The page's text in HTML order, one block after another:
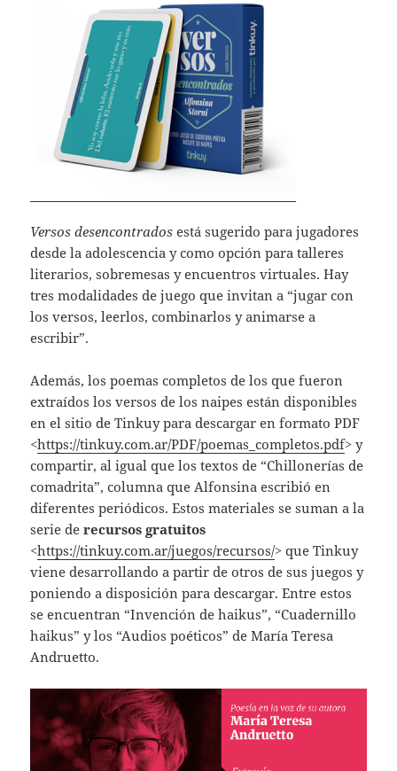
Versos desencontrados está sugerido para jugadores
desde la adolescencia y como opción para talleres
literarios, sobremesas y encuentros virtuales. Hay
tres modalidades de juego que invitan a “jugar con
los versos, leerlos, combinarlos y animarse a
escribir”.
Además, los poemas completos de los que fueron
extraídos los versos de los naipes están disponibles
en el sitio de Tinkuy para descargar en formato PDF
<https://tinkuy.com.ar/PDF/poemas_completos.pdf> y
compartir, al igual que los textos de “Chillonerías de
comadrita”, columna que Alfonsina escribió en
diferentes periódicos. Estos materiales se suman a la
serie derecursos gratuitos
<https://tinkuy.com.ar/juegos/recursos/> que Tinkuy
viene desarrollando a partir de otros de sus juegos y
poniendo a disposición para descargar. Entre estos
se encuentran “Invención de haikus”, “Cuadernillo
haikus” y los “Audios poéticos” de María Teresa
Andruetto.